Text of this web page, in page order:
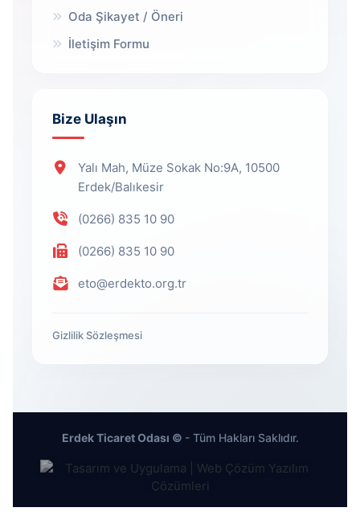
Oda Şikayet / Öneri
İletişim Formu
Bize Ulaşın
Yalı Mah, Müze Sokak No:9A, 10500
Erdek/Balıkesir
(0266) 835 10 90
(0266) 835 10 90
eto@erdekto.org.tr
Gizlilik Sözleşmesi
Erdek Ticaret Odası © - Tüm Hakları Saklıdır.